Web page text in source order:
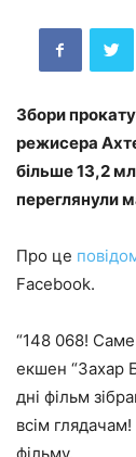
Збори
режисера
більше 13,2
переглянули
Про це
Facebook.
“148 068! Саме
екшен “Захар
дні фільм
всім
фільму.